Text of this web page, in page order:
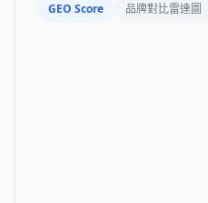
GEO Score 品牌對比雷達圖